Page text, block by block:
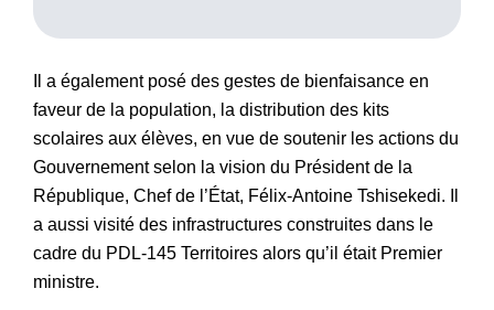
Il a également posé des gestes de bienfaisance en
faveur de la population, la distribution des kits
scolaires aux élèves, en vue de soutenir les actions du
Gouvernement selon la vision du Président de la
République, Chef de l’État, Félix-Antoine Tshisekedi. Il
a aussi visité des infrastructures construites dans le
cadre du PDL-145 Territoires alors qu’il était Premier
ministre.